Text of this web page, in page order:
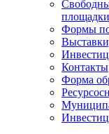
площадки
Формы
Контакты
Форма